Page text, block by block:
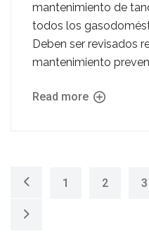
mantenimiento de
todos los
Deben ser revisados
mantenimiento
Read more
1 2 3